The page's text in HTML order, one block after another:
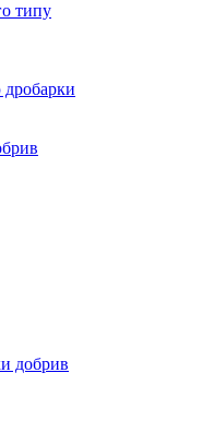
типу
дробарки
добрив